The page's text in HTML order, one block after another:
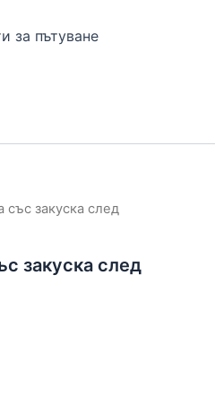
за пътуване
закуска след
закуска след